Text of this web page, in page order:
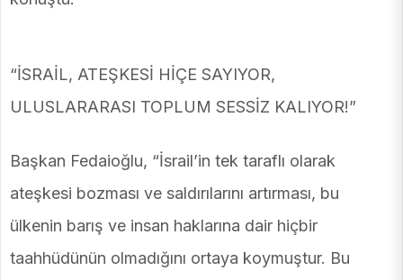
“İSRAİL, ATEŞKESİ HİÇE SAYIYOR,
ULUSLARARASI TOPLUM SESSİZ KALIYOR!”
Başkan Fedaioğlu, “İsrail’in tek taraflı olarak
ateşkesi bozması ve saldırılarını artırması, bu
ülkenin barış ve insan haklarına dair hiçbir
taahhüdünün olmadığını ortaya koymuştur. Bu